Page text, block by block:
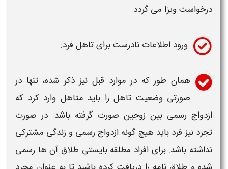
درخواست ویزا می گردد.
ورود اطلاعات نادرست برای تاهل فرد:
همان طور که در موارد قبل نیز ذکر شده، تنها در
صورتی وضعیت تاهل را باید متاهل وارد کرد که
ازدواج رسمی بین زوجین صورت گرفته باشد. در صورت
تجرد نیز فرد باید هیچ گونه ازدواج رسمی و زندگی مشترکی
نداشته باشد. برای افراد مطلقه بایستی طلاق آن ها رسمی